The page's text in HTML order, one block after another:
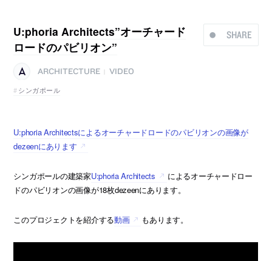
SHARE
U:phoria Architects”オーチャード
ロードのパビリオン”
ARCHITECTURE
VIDEO
シンガポール
U:phoria Architectsによるオーチャードロードのパビリオンの画像が
dezeenにあります
シンガポールの建築家U:phoria Architects
によるオーチャードロー
ドのパビリオンの画像が18枚dezeenにあります。
このプロジェクトを紹介する動画 もあります。